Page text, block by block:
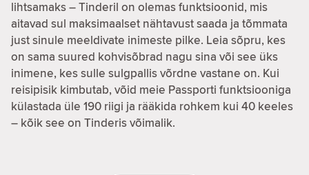
lihtsamaks – Tinderil on olemas funktsioonid, mis
aitavad sul maksimaalset nähtavust saada ja tõmmata
just sinule meeldivate inimeste pilke. Leia sõpru, kes
on sama suured kohvisõbrad nagu sina või see üks
inimene, kes sulle sulgpallis võrdne vastane on. Kui
reisipisik kimbutab, võid meie Passporti funktsiooniga
külastada üle 190 riigi ja rääkida rohkem kui 40 keeles
– kõik see on Tinderis võimalik.